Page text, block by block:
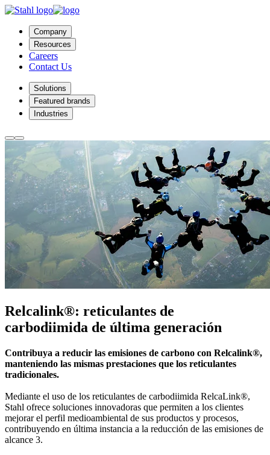
Company
Resources
Careers
Contact Us
Solutions
Featured brands
Industries
Relcalink®: reticulantes de
carbodiimida de última generación
Contribuya a reducir las emisiones de carbono con Relcalink®,
manteniendo las mismas prestaciones que los reticulantes
tradicionales.
Mediante el uso de los reticulantes de carbodiimida RelcaLink®,
Stahl ofrece soluciones innovadoras que permiten a los clientes
mejorar el perfil medioambiental de sus productos y procesos,
contribuyendo en última instancia a la reducción de las emisiones de
alcance 3.